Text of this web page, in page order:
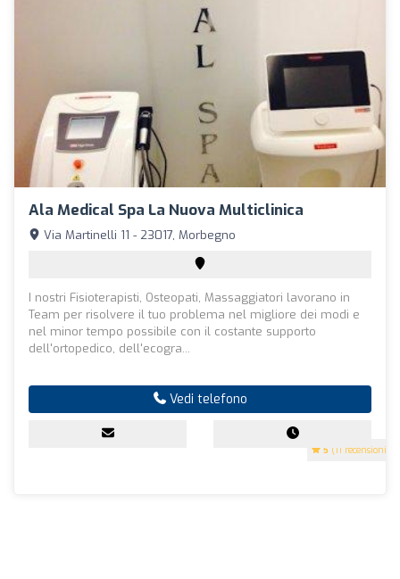
Ala Medical Spa La Nuova Multiclinica
5 (11 recensioni)
Via Martinelli 11 - 23017, Morbegno
I nostri Fisioterapisti, Osteopati, Massaggiatori lavorano in
Team per risolvere il tuo problema nel migliore dei modi e
nel minor tempo possibile con il costante supporto
dell'ortopedico, dell'ecogra...
Vedi telefono